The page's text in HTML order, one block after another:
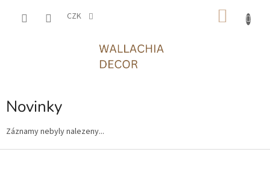
CZK
Novinky
Záznamy nebyly nalezeny...
Z